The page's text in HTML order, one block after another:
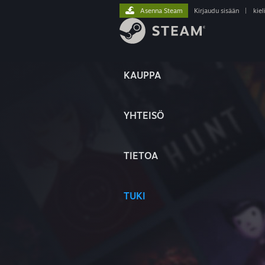
KAUPPA
YHTEISÖ
TIETOA
TUKI
Asenna Steam Kirjaudu sisään kieli